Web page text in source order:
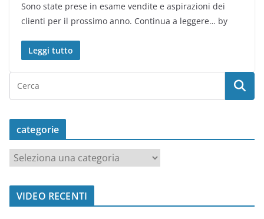
Sono state prese in esame vendite e aspirazioni dei
clienti per il prossimo anno. Continua a leggere… by
Leggi tutto
categorie
a
t
VIDEO RECENTI